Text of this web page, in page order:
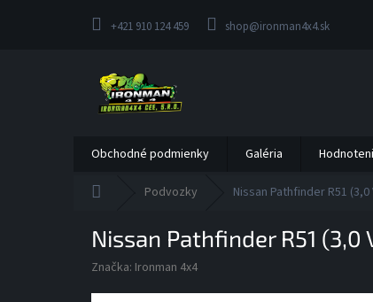
+421 910 124 459 shop@ironman4x4.sk
Obchodné podmienky Galéria
Podvozky Nissan Pathfinder R51
Nissan Pathfinder R51
Značka: Ironman 4x4